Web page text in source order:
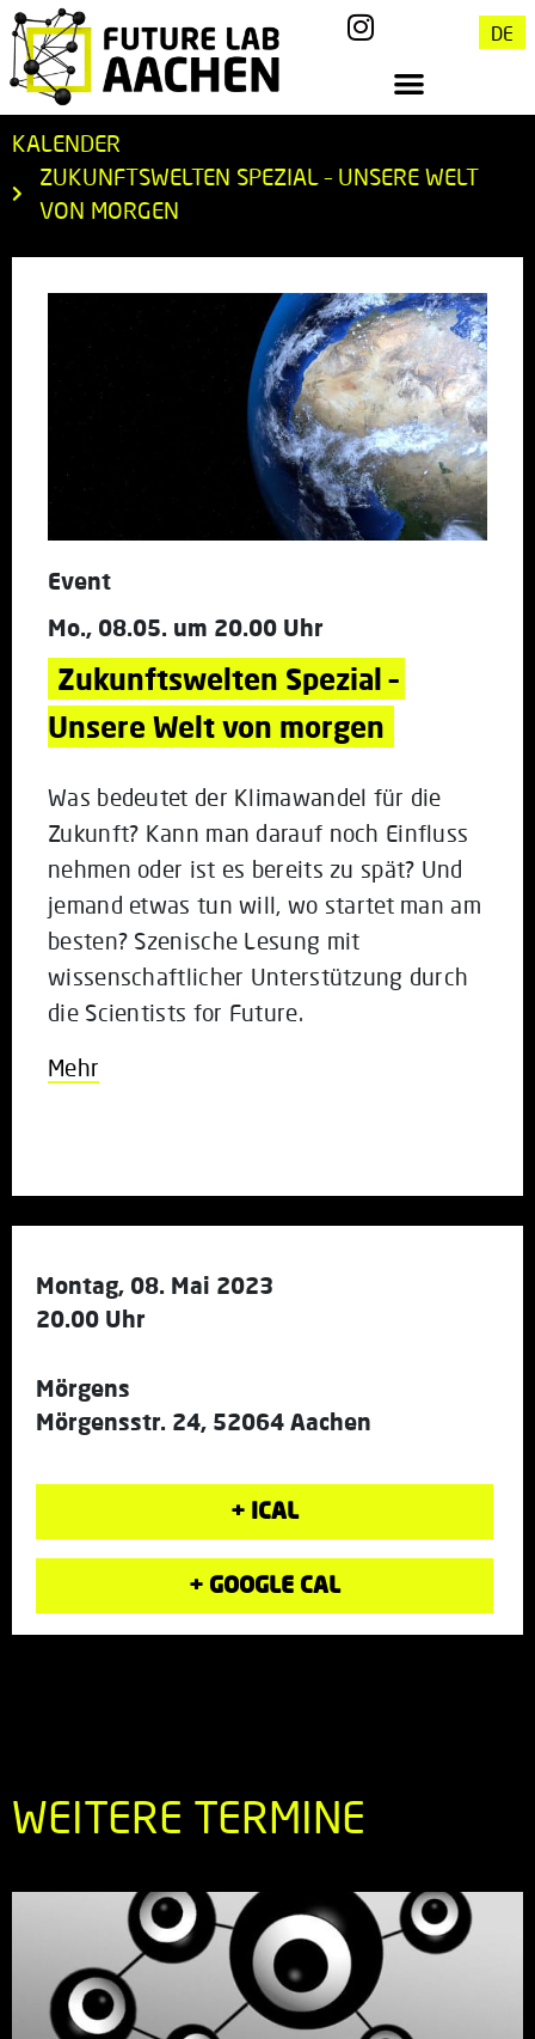
DE
KALENDER
ZUKUNFTSWELTEN SPEZIAL – UNSERE WELT
VON MORGEN
Event
Mo., 08.05. um 20.00 Uhr
Zukunftswelten Spezial –
Unsere Welt von morgen
Was bedeutet der Klimawandel für die
Zukunft? Kann man darauf noch Einfluss
nehmen oder ist es bereits zu spät? Und
jemand etwas tun will, wo startet man am
besten? Szenische Lesung mit
wissenschaftlicher Unterstützung durch
die Scientists for Future.
Mehr
Montag, 08. Mai 2023
20.00 Uhr
Mörgens
Mörgensstr. 24, 52064 Aachen
+ ICAL
+ GOOGLE CAL
WEITERE TERMINE